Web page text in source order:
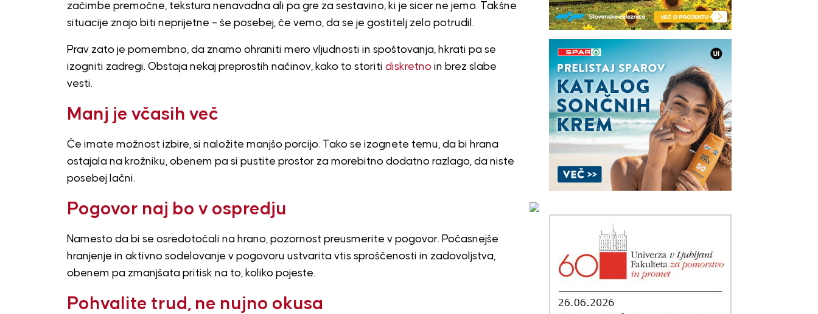
začimbe premočne, tekstura nenavadna ali pa gre za sestavino, ki je sicer ne jemo. Takšne
situacije znajo biti neprijetne – še posebej, če vemo, da se je gostitelj zelo potrudil.
Prav zato je pomembno, da znamo ohraniti mero vljudnosti in spoštovanja, hkrati pa se
izogniti zadregi. Obstaja nekaj preprostih načinov, kako to storiti diskretno in brez slabe
vesti.
Manj je včasih več
Če imate možnost izbire, si naložite manjšo porcijo. Tako se izognete temu, da bi hrana
ostajala na krožniku, obenem pa si pustite prostor za morebitno dodatno razlago, da niste
posebej lačni.
Pogovor naj bo v ospredju
Namesto da bi se osredotočali na hrano, pozornost preusmerite v pogovor. Počasnejše
hranjenje in aktivno sodelovanje v pogovoru ustvarita vtis sproščenosti in zadovoljstva,
obenem pa zmanjšata pritisk na to, koliko pojeste.
Pohvalite trud, ne nujno okusa